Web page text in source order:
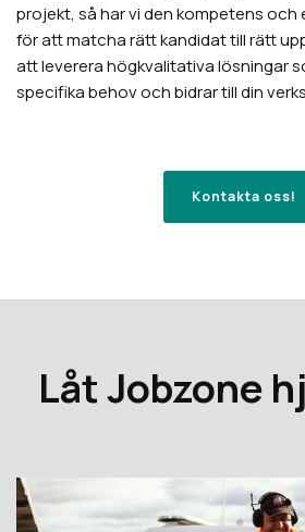
projekt, så har vi den kompetens och
för att matcha rätt kandidat till rätt
att leverera högkvalitativa lösningar
specifika behov och bidrar till din
Kontakta oss!
Låt Jobzone